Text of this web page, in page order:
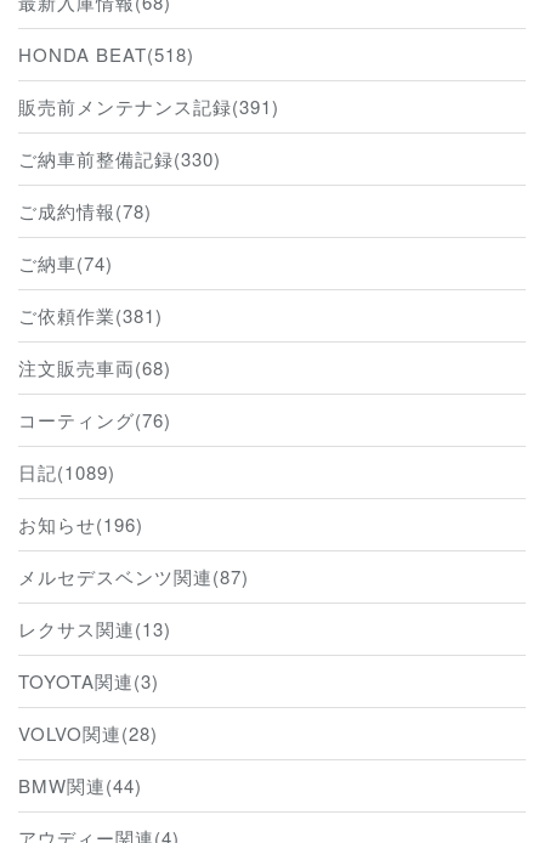
HONDA BEAT(518)
販売前メンテナンス記録(391)
ご納車前整備記録(330)
ご成約情報(78)
ご納車(74)
ご依頼作業(381)
注文販売車両(68)
コーティング(76)
日記(1089)
お知らせ(196)
メルセデスベンツ関連(87)
レクサス関連(13)
TOYOTA関連(3)
VOLVO関連(28)
BMW関連(44)
アウディー関連(4)